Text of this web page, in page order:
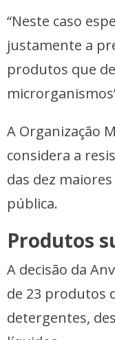
“Neste caso
justamente a
produtos que
A Organização
considera a
das dez
pública.
Produtos
A decisão da
de 23 produtos
detergentes,